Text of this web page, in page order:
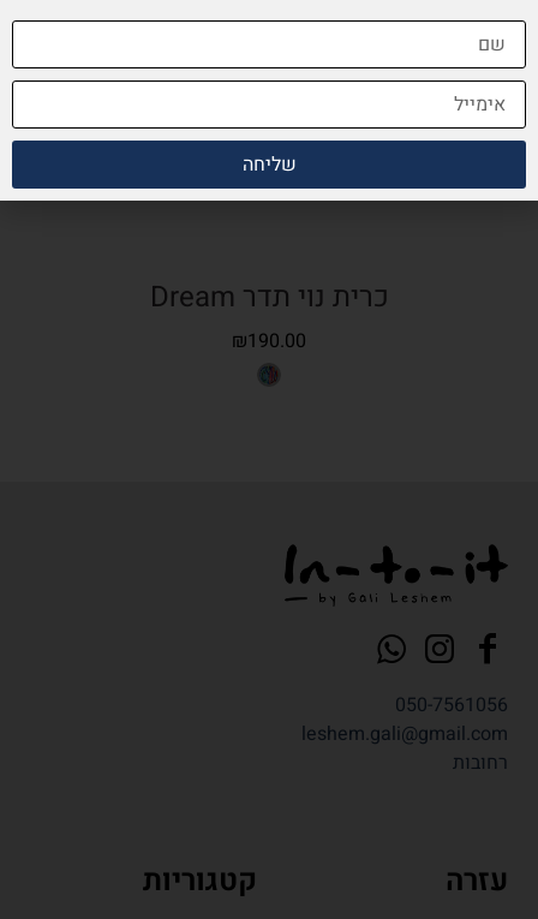
כרית נוי תדר Dream
₪190.00
050-7561056
leshem.gali@gmail.com
רחובות
עזרה קטגוריות
שליחה